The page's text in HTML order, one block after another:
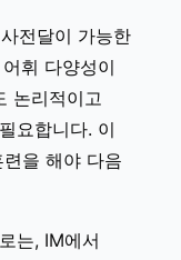
전달이 가능한
휘 다양성이
논리적이고
요합니다. 이
을 해야 다음
는, IM에서